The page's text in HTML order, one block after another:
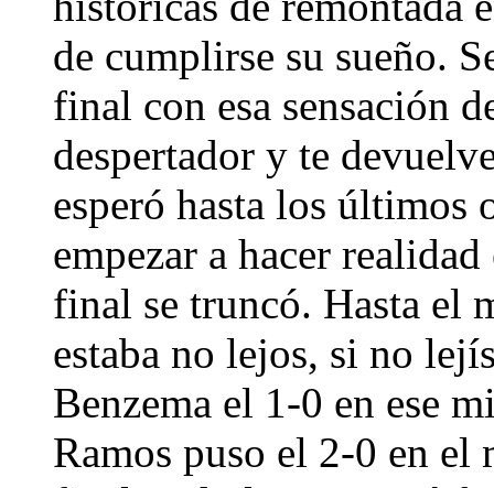
de cumplirse su sueño.
final con esa sensación
despertador y te
esperó hasta los últimos
empezar a hacer
final se truncó. Hasta el
estaba no lejos, si no
Benzema el 1-0 en ese
Ramos puso el 2-0 en